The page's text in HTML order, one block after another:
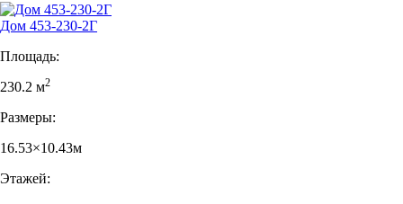
Дом 453-230-2Г
Площадь:
230.2 м2
Размеры:
16.53×10.43м
Этажей: